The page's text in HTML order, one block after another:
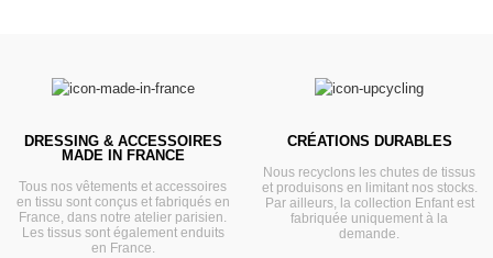
DRESSING & ACCESSOIRES
MADE IN FRANCE
Tous nos vêtements et accessoires
en tissu sont conçus et fabriqués en
France, dans notre atelier parisien.
Les tissus sont également enduits
en France.
CRÉATIONS DURABLES
Nous recyclons les chutes de tissus
et produisons en limitant nos stocks.
Par ailleurs, la collection Enfant est
fabriquée uniquement à la
demande.